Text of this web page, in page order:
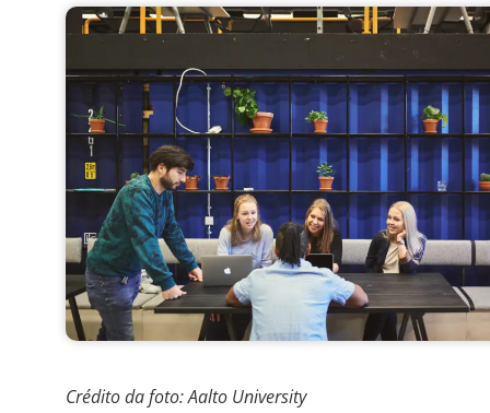
Crédito da foto: Aalto University